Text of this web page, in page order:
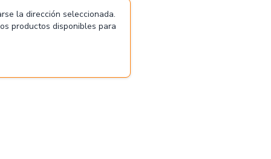
la dirección seleccionada.
productos disponibles para